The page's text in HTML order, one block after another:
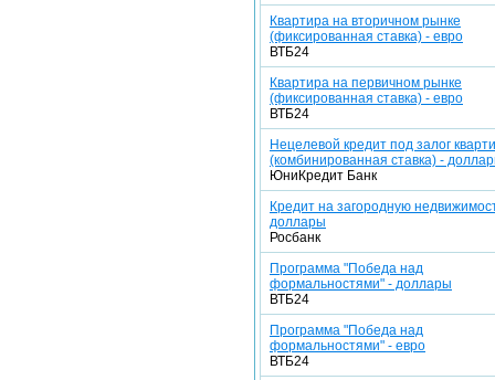
Квартира на вторичном рынке
(фиксированная ставка) - евро
ВТБ24
Квартира на первичном рынке
(фиксированная ставка) - евро
ВТБ24
Нецелевой кредит под залог
(комбинированная ставка) -
ЮниКредит Банк
Кредит на загородную
доллары
Росбанк
Программа "Победа над
формальностями" - доллары
ВТБ24
Программа "Победа над
формальностями" - евро
ВТБ24